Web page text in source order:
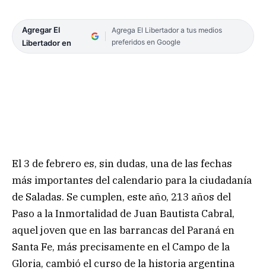
Agregar El
Libertador en
Agrega El Libertador a tus medios
preferidos en Google
El 3 de febrero es, sin dudas, una de las fechas
más importantes del calendario para la ciudadanía
de Saladas. Se cumplen, este año, 213 años del
Paso a la Inmortalidad de Juan Bautista Cabral,
aquel joven que en las barrancas del Paraná en
Santa Fe, más precisamente en el Campo de la
Gloria, cambió el curso de la historia argentina